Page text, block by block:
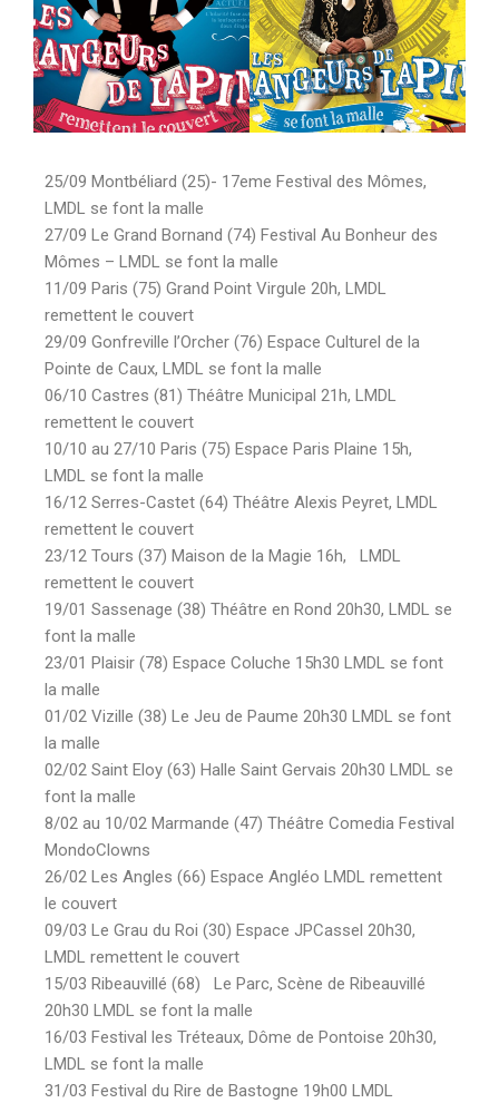
25/09 Montbéliard (25)- 17eme Festival des Mômes,
LMDL se font la malle
27/09 Le Grand Bornand (74) Festival Au Bonheur des
Mômes – LMDL se font la malle
11/09 Paris (75) Grand Point Virgule 20h, LMDL
remettent le couvert
29/09 Gonfreville l’Orcher (76) Espace Culturel de la
Pointe de Caux, LMDL se font la malle
06/10 Castres (81) Théâtre Municipal 21h, LMDL
remettent le couvert
10/10 au 27/10 Paris (75) Espace Paris Plaine 15h,
LMDL se font la malle
16/12 Serres-Castet (64) Théâtre Alexis Peyret, LMDL
remettent le couvert
23/12 Tours (37) Maison de la Magie 16h, LMDL
remettent le couvert
19/01 Sassenage (38) Théâtre en Rond 20h30, LMDL se
font la malle
23/01 Plaisir (78) Espace Coluche 15h30 LMDL se font
la malle
01/02 Vizille (38) Le Jeu de Paume 20h30 LMDL se font
la malle
02/02 Saint Eloy (63) Halle Saint Gervais 20h30 LMDL se
font la malle
8/02 au 10/02 Marmande (47) Théâtre Comedia Festival
MondoClowns
26/02 Les Angles (66) Espace Angléo LMDL remettent
le couvert
09/03 Le Grau du Roi (30) Espace JPCassel 20h30,
LMDL remettent le couvert
15/03 Ribeauvillé (68) Le Parc, Scène de Ribeauvillé
20h30 LMDL se font la malle
16/03 Festival les Tréteaux, Dôme de Pontoise 20h30,
LMDL se font la malle
31/03 Festival du Rire de Bastogne 19h00 LMDL